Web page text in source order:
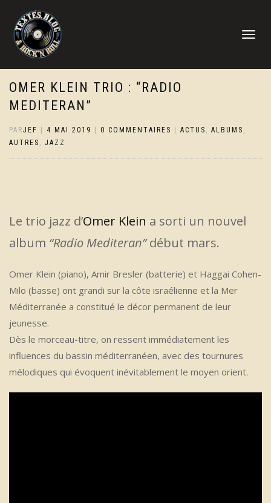
DÉPLIER
OMER KLEIN TRIO : “RADIO
MEDITERAN”
PARJEF 4 MAI 2019 0 COMMENTAIRES ACTUS , ALBUMS ,
AUTRES , JAZZ
Le trio jazz d’Omer Klein a sorti un nouvel
album “Radio Mediteran”début mars.
Omer Klein (piano), Amir Bresler (batterie) et Haggai Cohen-
Milo (basse) ont grandi sur la côte israélienne et la Mer
Méditerranée a constitué le décor permanent de leur
jeunesse.
Dès le morceau-titre, on ressent immédiatement les
influences du bassin méditerranéen, avec des tournures
mélodiques qui évoquent inévitablement le moyen orient.